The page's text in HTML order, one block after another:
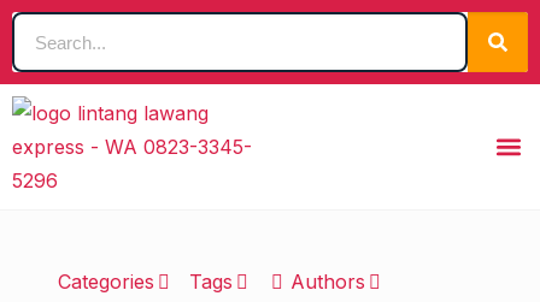
Categories Tags
Authors